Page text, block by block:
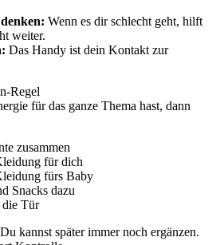
Wenn es dir schlecht geht, hilft
weiter.
Das Handy ist dein Kontakt zur
Regel
für das ganze Thema hast, dann
zusammen
für dich
fürs Baby
Snacks dazu
die Tür
kannst später immer noch ergänzen.